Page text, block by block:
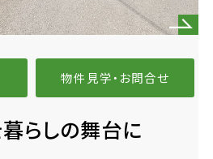
物件見学・お問合せ
らしの舞台に